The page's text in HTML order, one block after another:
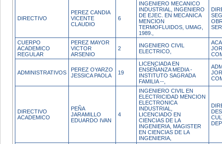
DIRECTIVO
PEREZ CANDIA
VICENTE
CLAUDIO
6
INGENIERO MECANICO
INDUSTRIAL, INGENIERO
DE EJEC. EN MECANICA
MENCION
TERMOFLUIDOS, UMAG,
1989.,
CUERPO
ACADEMICO
REGULAR
PEREZ MAYOR
VICTOR
ARSENIO
2
INGENIERO CIVIL
ELECTRICO,
ADMINISTRATIVOS
PEREZ OYARZO
JESSICA PAOLA
19
LICENCIADA EN
ENSEÑANZA MEDIA -
INSTITUTO SAGRADA
FAMILIA --,
DIRECTIVO
ACADEMICO
PEÑA
JARAMILLO
EDUARDO IVAN
4
INGENIERO CIVIL EN
ELECTRICIDAD MENCION
ELECTRONICA
INDUSTRIAL,
LICENCIADO EN
CIENCIAS DE LA
INGENIERIA, MAGISTER
EN CIENCIAS DE LA
INGENIERIA,